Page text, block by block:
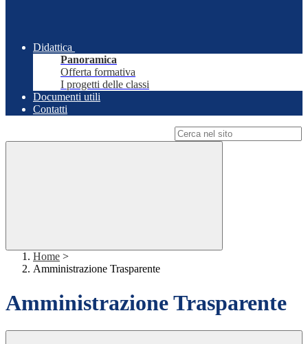
Didattica
Panoramica
Offerta formativa
I progetti delle classi
Documenti utili
Contatti
Home >
Amministrazione Trasparente
Amministrazione Trasparente